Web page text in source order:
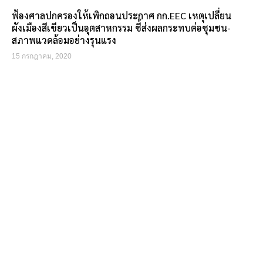
ฟ้องศาลปกครองให้เพิกถอนประกาศ กก.EEC เหตุเปลี่ยน
ผังเมืองสีเขียวเป็นอุตสาหกรรม ชี้ส่งผลกระทบต่อชุมชน-
สภาพแวดล้อมอย่างรุนแรง
15 กรกฎาคม, 2020